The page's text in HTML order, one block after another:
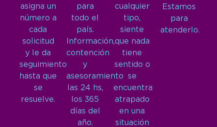
asigna un
número a
cada
solicitud
y le da
seguimiento
hasta que
se
resuelve.
para
todo el
país.
Información,
contención
y
asesoramiento
las 24 hs,
los 365
días del
año.
cualquier
tipo,
siente
que nada
tiene
sentido o
se
encuentra
atrapado
en una
situación
Estamos
para
atenderlo.